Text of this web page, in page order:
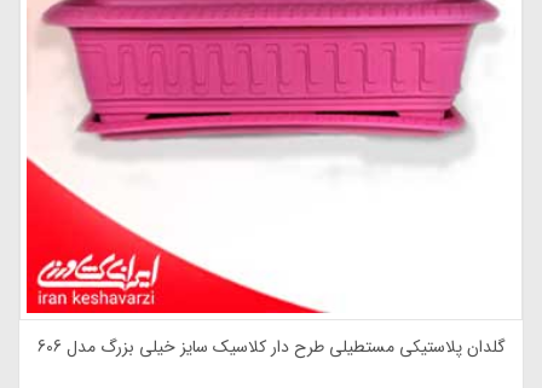
گلدان پلاستیکی مستطیلی طرح دار کلاسیک سایز خیلی بزرگ مدل 606